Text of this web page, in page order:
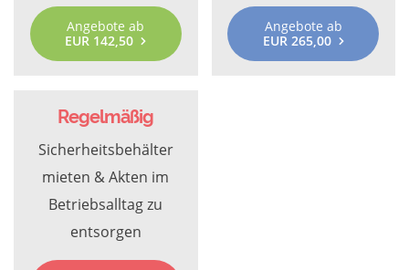
Angebote ab
EUR 142,50
Angebote ab
EUR 265,00
Regelmäßig
Sicherheitsbehälter
mieten & Akten im
Betriebsalltag zu
entsorgen